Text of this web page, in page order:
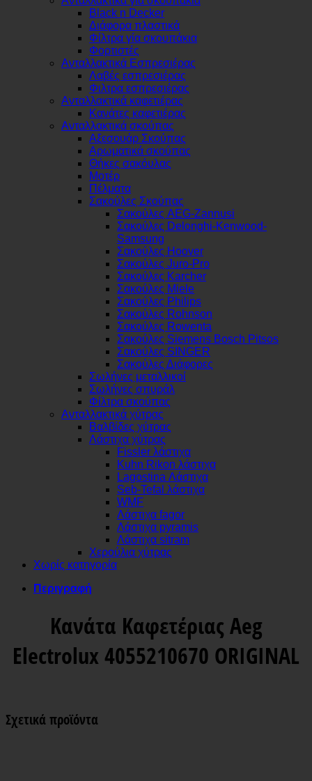
Black n Decker
Διάφορα πλαστικά
Φίλτρα γία σκουπάκια
Φορτιστές
Ανταλλακτικά Εσπρεσιέρας
Λαβές εσπρεσιέρας
Φιλτρα εσπρεσιέρας
Ανταλλακτικά καφετιέρας
Κανάτες καφετιέρας
Ανταλλακτικά σκούπας
Αξεσουάρ Σκούπας
Αρωματικά σκούπας
Θήκες σακόυλας
Μοτέρ
Πέλματα
Σακούλες Σκούπας
Σακούλες AEG-Zannusi
Σακούλες Delonghi-Kenwood-
Samsung
Σακούλες Hoover
Σακούλες Juro-Pro
Σακούλες Karcher
Σακούλες Miele
Σακούλες Philips
Σακούλες Rohnson
Σακούλες Rowenta
Σακούλες Siemens Bosch Pitsos
Σακούλες SINGER
Σακούλες Διάφορες
Σωλήνες μεταλλικοί
Σωλήνες σπυράλ
Φίλτρα σκούπας
Ανταλλακτικά χύτρας
Βαλβίδες χύτρας
Λάστιχα χύτρας
Fissler λάστιχα
Kuhn Rikon λάστιχα
Lagostina Λάστιχα
Seb-Tefal λάστιχα
WMF
Λάστιχα fagor
Λάστιχα pyramis
Λάστιχα sitram
Χερούλια χύτρας
Χωρίς κατηγορία
Περιγραφή
Κανάτα Καφετέριας Aeg
Electrolux 4055210670 ORIGINAL
Σχετικά προϊόντα